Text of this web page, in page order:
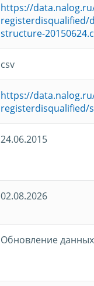
https://
registerdisqualified/
structure-
csv
https://
registerdisqualified/
24.06.2015
02.08.2026
Обновление данных